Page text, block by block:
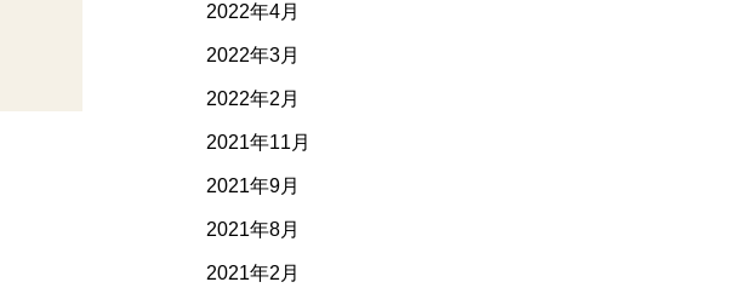
2022年4月
2022年3月
2022年2月
2021年11月
2021年9月
2021年8月
2021年2月